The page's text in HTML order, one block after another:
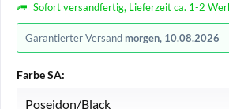
Sofort versandfertig, Lieferzeit ca. 1-2
Garantierter Versand morgen, 10.08.2026
Farbe SA: